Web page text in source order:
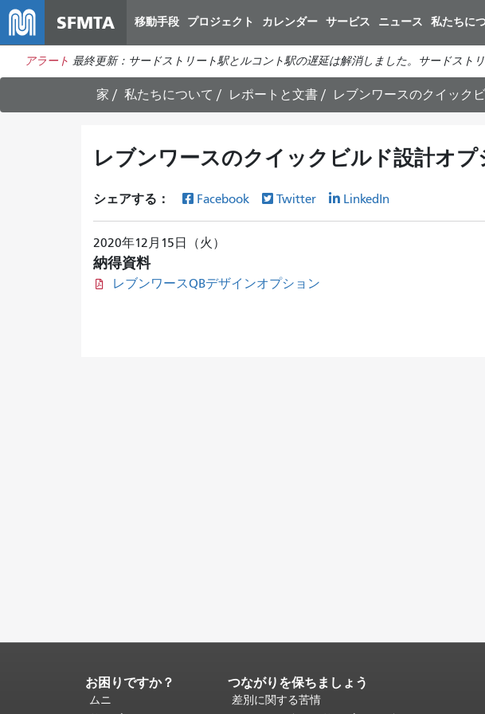
SFMTA 移動手段 プロジェクト カレンダー サービス ニュース 私たちに
アラート 最終更新：サードストリート駅とルコント駅の遅延は解消しました。サードスト
家 私たちについて レポートと文書 レブンワースのクイック
レブンワースのクイックビルド設計オプ
シェアする： Facebook Twitter LinkedIn
2020年12月15日（火）
納得資料
レブンワースQBデザインオプション
ペ
ー
お困りですか？
ムニ
つながりを保ちましょう
差別に関する苦情